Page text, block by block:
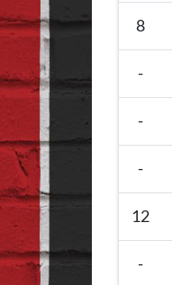
8
-
-
-
12
-